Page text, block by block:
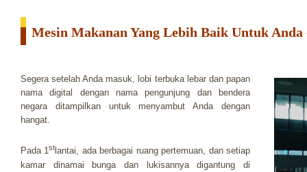
Mesin Makanan Yang Lebih Baik Untuk
Segera setelah Anda masuk, lobi terbuka lebar dan papan
nama digital dengan nama pengunjung dan bendera
negara ditampilkan untuk menyambut Anda dengan
hangat.
Pada 1st lantai, ada berbagai ruang pertemuan, dan setiap
kamar dinamai bunga dan lukisannya digantung di